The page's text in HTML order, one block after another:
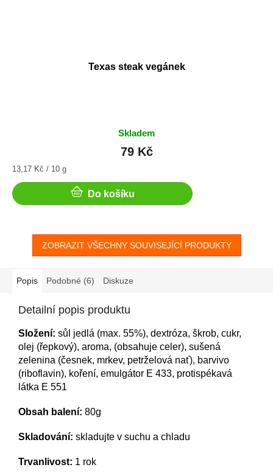
Texas steak vegánek
Skladem
79 Kč
Měrná
13,17 Kč / 10 g
Do košíku
ZOBRAZIT VŠECHNY SOUVISEJÍCÍ PRODUKTY
Popis Podobné (6) Diskuze
Detailní popis produktu
Složení: sůl jedlá (max. 55%), dextróza, škrob, cukr,
olej (řepkový), aroma, (obsahuje celer), sušená
zelenina (česnek, mrkev, petrželová nať), barvivo
(riboflavin), koření, emulgátor E 433, protispékavá
látka E 551
Obsah balení: 80g
Skladování: skladujte v suchu a chladu
Trvanlivost: 1 rok